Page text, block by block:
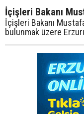
İçişleri Bakanı
İçişleri Bakanı
bulunmak üzere